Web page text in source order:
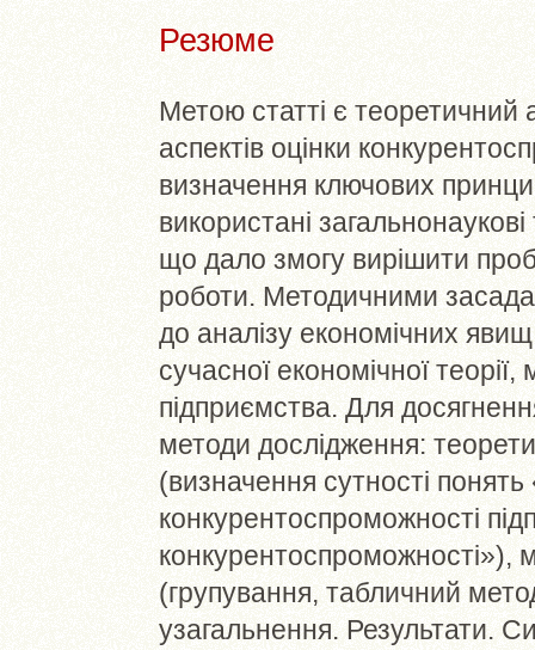
Резюме
Метою статті є теоретичний
аспектів оцінки
визначення ключових
використані
що дало змогу вирішити
роботи. Методичними
до аналізу економічних
сучасної економічної
підприємства. Для
методи дослідження:
(визначення сутності
конкурентоспроможності
конкурентоспроможності»),
(групування, табличний
узагальнення. Результати.